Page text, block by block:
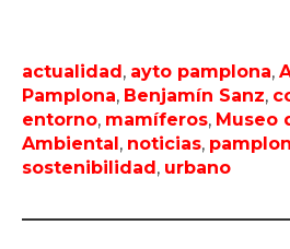
actualidad, ayto pamplona,
Pamplona, Benjamín Sanz,
entorno, mamíferos, Museo
Ambiental, noticias,
sostenibilidad, urbano